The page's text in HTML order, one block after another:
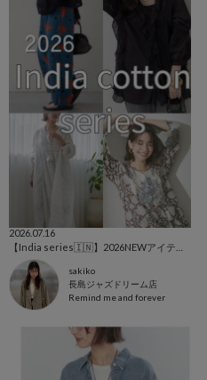
2026.07.16
sakiko
長島ジャズドリーム店
Remind me and forever